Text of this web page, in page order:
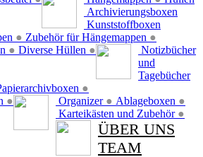
● Zubehör für Hängemappen ●
● Diverse Hüllen ●
Archivierungsboxen
●
●
Kunststoffboxen
Organizer ● Ablageboxen ●
Karteikästen und Zubehör ●
Notizbücher
und
Tagebücher
ÜBER UNS
TEAM